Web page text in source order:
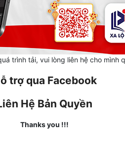
trình tải, vui lòng liên hệ cho mình
trợ qua Facebook
Hệ Bản Quyền
Thanks you !!!